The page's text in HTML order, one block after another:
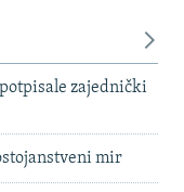
zajednički
mir